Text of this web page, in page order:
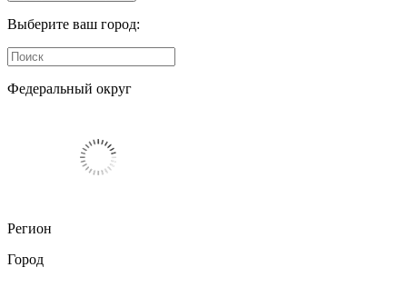
Выберите ваш город:
Федеральный округ
Регион
Город